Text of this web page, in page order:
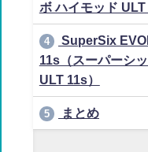
ボ ハイモッド ULT
4
SuperSix
11s（スーパーシ
ULT 11s）
5 まとめ